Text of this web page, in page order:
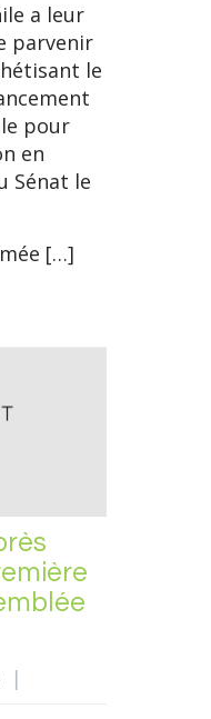
a leur
parvenir
le
pour
en
Sénat le
[…]
|